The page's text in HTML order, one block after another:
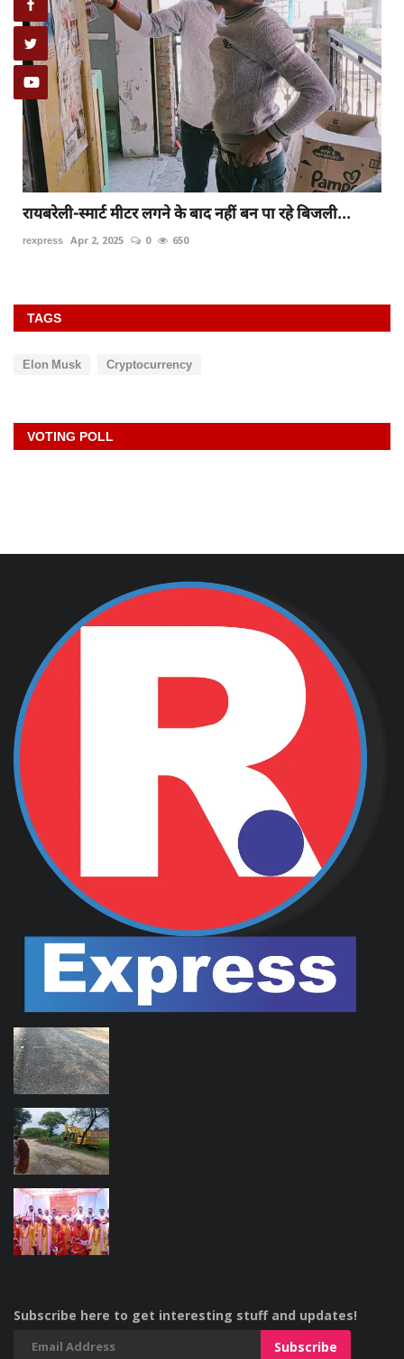
रायबरेली-स्मार्ट मीटर लगने के बाद नहीं बन पा रहे बिजली...
rexpress Apr 2, 2025 0 650
TAGS
Elon Musk Cryptocurrency
VOTING POLL
Subscribe here to get interesting stuff and updates!